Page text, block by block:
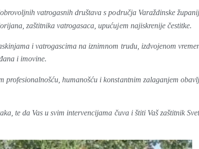
vatrogasnih društava s područja Varaždinske
zaštitnika vatrogasaca, upućujem najiskrenije čestitke.
i vatrogascima na iznimnom trudu, izdvojenom
i imovine.
profesionalnošću, humanošću i konstantnim zalaganjem
te da Vas u svim intervencijama čuva i štiti Vaš zaštitnik